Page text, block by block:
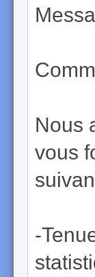
Nous
vous
-